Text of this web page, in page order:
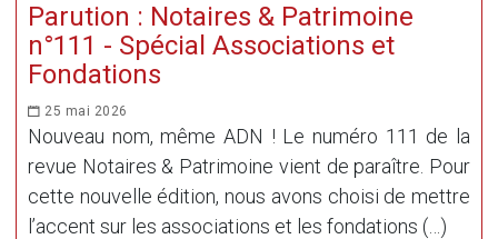
Parution : Notaires & Patrimoine
n°111 - Spécial Associations et
Fondations
25 mai 2026
Nouveau nom, même ADN ! Le numéro 111 de la
revue Notaires & Patrimoine vient de paraître. Pour
cette nouvelle édition, nous avons choisi de mettre
l’accent sur les associations et les fondations (…)